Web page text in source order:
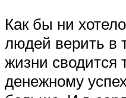
Как бы ни
людей верить в
жизни сводится
денежному